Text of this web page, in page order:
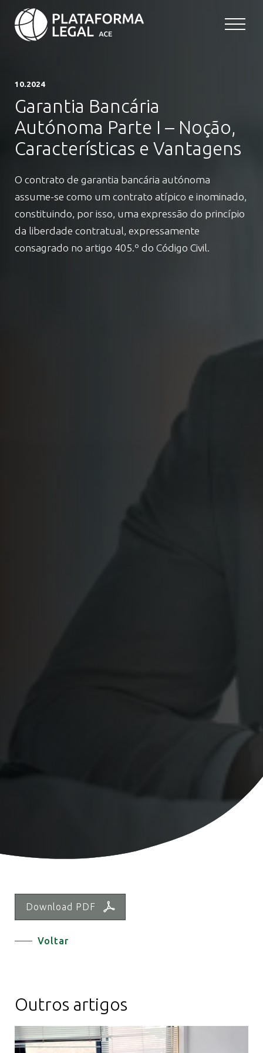
10.2024
Garantia Bancária
Autónoma Parte I – Noção,
Características e Vantagens
O contrato de garantia bancária autónoma
assume-se como um contrato atípico e inominado,
constituindo, por isso, uma expressão do princípio
da liberdade contratual, expressamente
consagrado no artigo 405.º do Código Civil.
Download PDF
Voltar
Outros artigos